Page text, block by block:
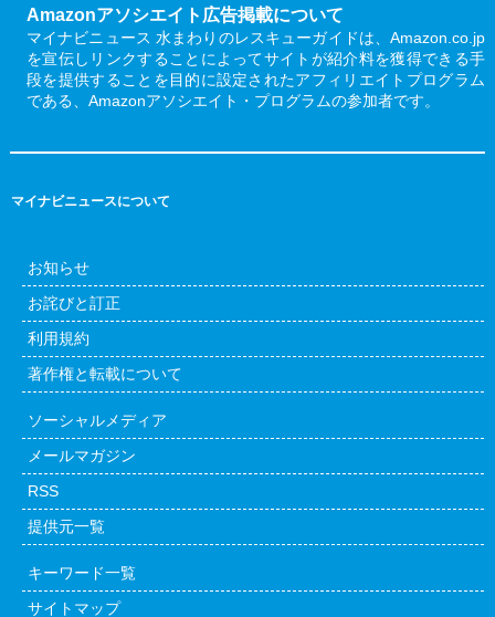
Amazonアソシエイト広告掲載について
マイナビニュース 水まわりのレスキューガイドは、Amazon.co.jp
を宣伝しリンクすることによってサイトが紹介料を獲得できる手
段を提供することを目的に設定されたアフィリエイトプログラム
である、Amazonアソシエイト・プログラムの参加者です。
マイナビニュースについて
お知らせ
お詫びと訂正
利用規約
著作権と転載について
ソーシャルメディア
メールマガジン
RSS
提供元一覧
キーワード一覧
サイトマップ